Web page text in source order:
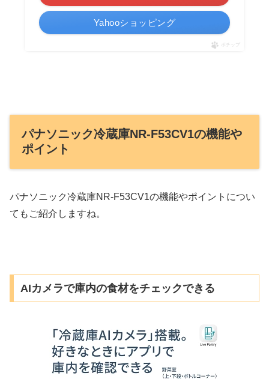
Yahooショッピング
ポチップ
パナソニック冷蔵庫NR-F53CV1の機能や
ポイント
パナソニック冷蔵庫NR-F53CV1の機能やポイントについ
てもご紹介しますね。
AIカメラで庫内の食材をチェックできる